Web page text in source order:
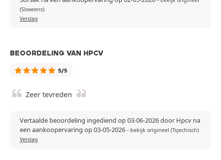
(Sloveens)
Verslag
BEOORDELING VAN HPCV
5/5
Zeer tevreden
Vertaalde beoordeling ingediend op 03-06-2026 door Hpcv na
een aankoopervaring op 03-05-2026- bekijk origineel (Tsjechisch)
Verslag